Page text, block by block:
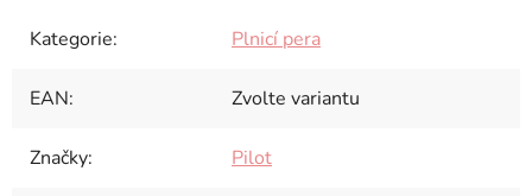
Kategorie: Plnicí pera
EAN: Zvolte variantu
Značky: Pilot